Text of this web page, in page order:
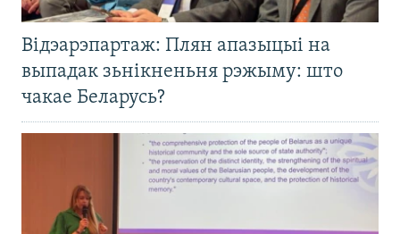
Відэарэпартаж: Плян апазыцыі на
выпадак зьнікненьня рэжыму: што
чакае Беларусь?